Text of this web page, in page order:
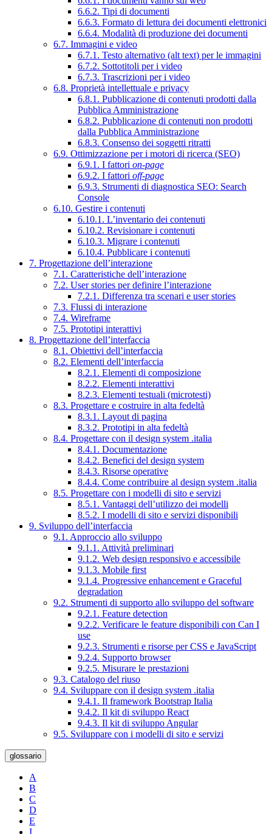
6.6.2. Tipi di documenti
6.6.3. Formato di lettura dei documenti elettronici
6.6.4. Modalità di produzione dei documenti
6.7. Immagini e video
6.7.1. Testo alternativo (alt text) per le immagini
6.7.2. Sottotitoli per i video
6.7.3. Trascrizioni per i video
6.8. Proprietà intellettuale e privacy
6.8.1. Pubblicazione di contenuti prodotti dalla
Pubblica Amministrazione
6.8.2. Pubblicazione di contenuti non prodotti
dalla Pubblica Amministrazione
6.8.3. Consenso dei soggetti ritratti
6.9. Ottimizzazione per i motori di ricerca (SEO)
6.9.1. I fattori on-page
6.9.2. I fattori off-page
6.9.3. Strumenti di diagnostica SEO: Search
Console
6.10. Gestire i contenuti
6.10.1. L’inventario dei contenuti
6.10.2. Revisionare i contenuti
6.10.3. Migrare i contenuti
6.10.4. Pubblicare i contenuti
7. Progettazione dell’interazione
7.1. Caratteristiche dell’interazione
7.2. User stories per definire l’interazione
7.2.1. Differenza tra scenari e user stories
7.3. Flussi di interazione
7.4. Wireframe
7.5. Prototipi interattivi
8. Progettazione dell’interfaccia
8.1. Obiettivi dell’interfaccia
8.2. Elementi dell’interfaccia
8.2.1. Elementi di composizione
8.2.2. Elementi interattivi
8.2.3. Elementi testuali (microtesti)
8.3. Progettare e costruire in alta fedeltà
8.3.1. Layout di pagina
8.3.2. Prototipi in alta fedeltà
8.4. Progettare con il design system .italia
8.4.1. Documentazione
8.4.2. Benefici del design system
8.4.3. Risorse operative
8.4.4. Come contribuire al design system .italia
8.5. Progettare con i modelli di sito e servizi
8.5.1. Vantaggi dell’utilizzo dei modelli
8.5.2. I modelli di sito e servizi disponibili
9. Sviluppo dell’interfaccia
9.1. Approccio allo sviluppo
9.1.1. Attività preliminari
9.1.2. Web design responsivo e accessibile
9.1.3. Mobile first
9.1.4. Progressive enhancement e Graceful
degradation
9.2. Strumenti di supporto allo sviluppo del software
9.2.1. Feature detection
9.2.2. Verificare le feature disponibili con Can I
use
9.2.3. Strumenti e risorse per CSS e JavaScript
9.2.4. Supporto browser
9.2.5. Misurare le prestazioni
9.3. Catalogo del riuso
9.4. Sviluppare con il design system .italia
9.4.1. Il framework Bootstrap Italia
9.4.2. Il kit di sviluppo React
9.4.3. Il kit di sviluppo Angular
9.5. Sviluppare con i modelli di sito e servizi
glossario
A
B
C
D
E
I